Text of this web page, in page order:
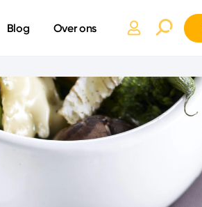
Blog Over ons